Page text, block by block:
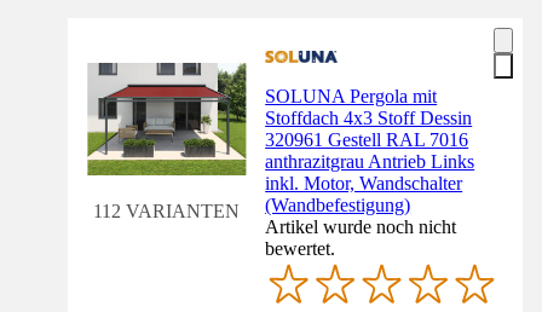
112 VARIANTEN
SOLUNA Pergola mit
Stoffdach 4x3 Stoff Dessin
320961 Gestell RAL 7016
anthrazitgrau Antrieb Links
inkl. Motor, Wandschalter
(Wandbefestigung)
Artikel wurde noch nicht
bewertet.